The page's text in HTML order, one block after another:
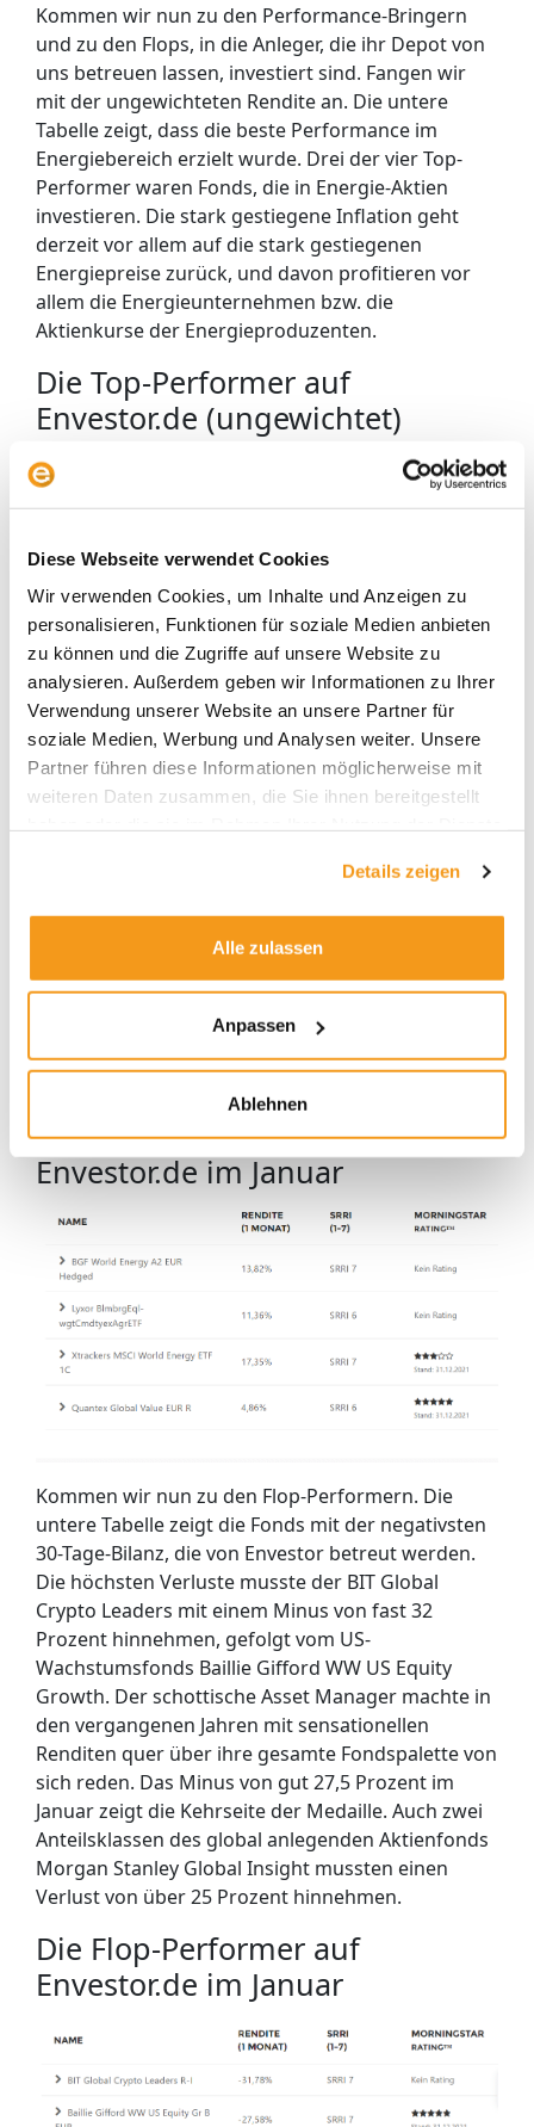
Diese Webseite verwendet Cookies
Wir verwenden Cookies, um Inhalte und Anzeigen zu
personalisieren, Funktionen für soziale Medien anbieten
zu können und die Zugriffe auf unsere Website zu
analysieren. Außerdem geben wir Informationen zu Ihrer
Verwendung unserer Website an unsere Partner für
soziale Medien, Werbung und Analysen weiter. Unsere
Partner führen diese Informationen möglicherweise mit
weiteren Daten zusammen, die Sie ihnen bereitgestellt
Details zeigen
Alle zulassen
Anpassen
Ablehnen
Kommen wir nun zu den Performance-Bringern
und zu den Flops, in die Anleger, die ihr Depot von
uns betreuen lassen, investiert sind. Fangen wir
mit der ungewichteten Rendite an. Die untere
Tabelle zeigt, dass die beste Performance im
Energiebereich erzielt wurde. Drei der vier Top-
Performer waren Fonds, die in Energie-Aktien
investieren. Die stark gestiegene Inflation geht
derzeit vor allem auf die stark gestiegenen
Energiepreise zurück, und davon profitieren vor
allem die Energieunternehmen bzw. die
Aktienkurse der Energieproduzenten.
Die Top-Performer auf
Envestor.de (ungewichtet)
Ein ähnliches Bild zeigen die gewichteten Top-
Performer. In der unteren Tabelle finden sich die
Fonds, die in den vergangenen 30 Tagen den
größten positiven Ergebnisbeitrag aller Fonds, die
Hier sind also Fonds vertreten, in die viele Anleger
investiert sind und die aufgrund einer positiven
Wertentwicklung einen großen „Impact“ auf die
Gesamtportfolios gemacht haben. Auch hier sind
Energiefonds und -ETFs vertreten, aber auch ein
breit aufgestellter Rohstoffkorb von Lyxor sowie
Die Top-Impact Fonds auf
Envestor.de im Januar
Kommen wir nun zu den Flop-Performern. Die
untere Tabelle zeigt die Fonds mit der negativsten
30-Tage-Bilanz, die von Envestor betreut werden.
Die höchsten Verluste musste der BIT Global
Crypto Leaders mit einem Minus von fast 32
Prozent hinnehmen, gefolgt vom US-
Wachstumsfonds Baillie Gifford WW US Equity
Growth. Der schottische Asset Manager machte in
den vergangenen Jahren mit sensationellen
Renditen quer über ihre gesamte Fondspalette von
sich reden. Das Minus von gut 27,5 Prozent im
Januar zeigt die Kehrseite der Medaille. Auch zwei
Anteilsklassen des global anlegenden Aktienfonds
Morgan Stanley Global Insight mussten einen
Verlust von über 25 Prozent hinnehmen.
Die Flop-Performer auf
Envestor.de im Januar